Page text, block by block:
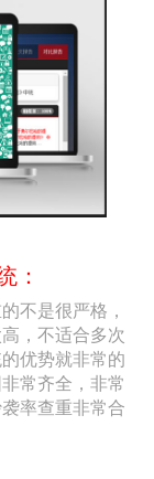
：
不是很严格，
，不适合多次
优势就非常的
常齐全，非常
率查重非常合